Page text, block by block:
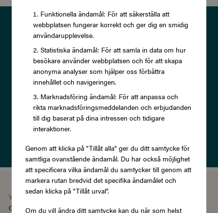
Funktionella ändamål: För att säkerställa att
webbplatsen fungerar korrekt och ger dig en smidig
användarupplevelse.
Statistiska ändamål: För att samla in data om hur
besökare använder webbplatsen och för att skapa
anonyma analyser som hjälper oss förbättra
innehållet och navigeringen.
Marknadsföring ändamål: För att anpassa och
rikta marknadsföringsmeddelanden och erbjudanden
till dig baserat på dina intressen och tidigare
interaktioner.
Genom att klicka på "Tillåt alla" ger du ditt samtycke för
samtliga ovanstående ändamål. Du har också möjlighet
att specificera vilka ändamål du samtycker till genom att
markera rutan bredvid det specifika ändamålet och
sedan klicka på "Tillåt urval".
Om du vill ändra ditt samtycke kan du när som helst
Prenumerera på vårt nyhetsbrev
och ta del av exklusiva
erbjudanden och rabatter!
Prenumerera
Läs om vårIntegritetspolicy
You're using the Swedish version of Zupergift
Change language/region